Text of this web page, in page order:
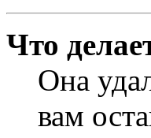
Что
Она
вам